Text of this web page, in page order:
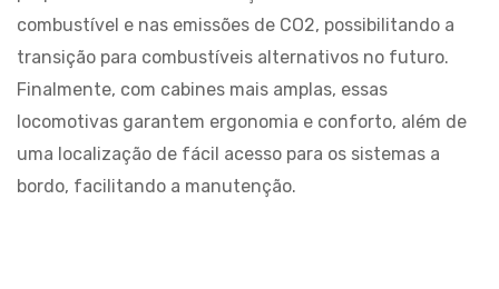
combustível e nas emissões de CO2, possibilitando a
transição para combustíveis alternativos no futuro.
Finalmente, com cabines mais amplas, essas
locomotivas garantem ergonomia e conforto, além de
uma localização de fácil acesso para os sistemas a
bordo, facilitando a manutenção.